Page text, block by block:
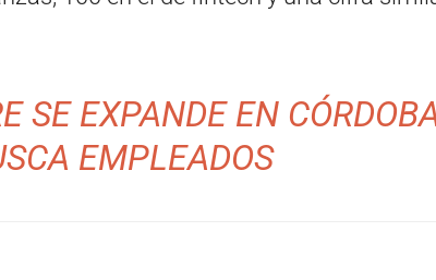
SE EXPANDE EN
EMPLEADOS